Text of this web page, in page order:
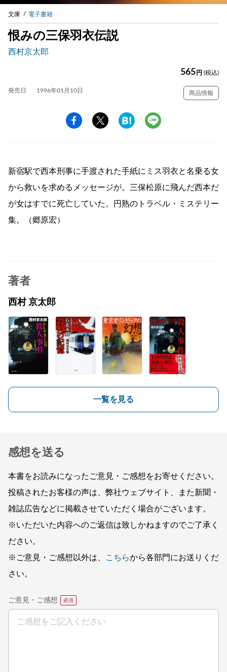
文庫 電子書籍
恨みの三保羽衣伝説
西村京太郎
565 円 (税込)
発売日 1996年01月10日 商品情報
新宿駅で西本刑事に手渡された手紙にミス羽衣と名乗る女
から救いを求めるメッセージが。三保松原に飛んだ西本だ
が女はすでに死亡していた。円熟のトラベル・ミステリー
集。（郷原宏）
著者
西村 京太郎
一覧を見る
感想を送る
本書をお読みになったご意見・ご感想をお寄せください。
投稿されたお客様の声は、弊社ウェブサイト、また新聞・
雑誌広告などに掲載させていただく場合がございます。
※いただいた内容へのご返信は致しかねますのでご了承く
ださい。
※ご意見・ご感想以外は、
こちらから各部門にお送りくだ
さい。
ご意見・ご感想